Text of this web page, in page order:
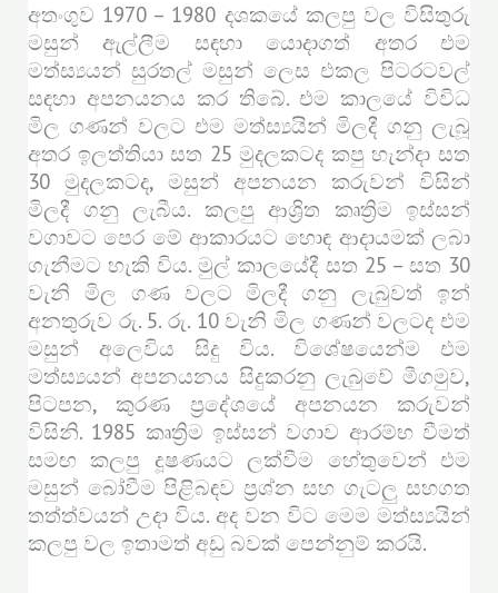
අතංගුව 1970 – 1980 දශකයේ කලපු වල විසිතුරු
මසුන් ඇල්ලීම සඳහා යොදාගත් අතර එම
මත්ස්‍යයන් සුරතල් මසුන් ලෙස එකල පිටරටවල්
සඳහා අපනයනය කර තිබේ. එම කාලයේ විවිධ
මිල ගණන් වලට එම මත්ස්‍යයින් මිලදී ගනු ලැබූ
අතර ඉලත්තියා සත 25 මුදලකටද කපු හැන්දා සත
30 මුදලකටද, මසුන් අපනයන කරුවන් විසින්
මිලදී ගනු ලැබීය. කලපු ආශ්‍රිත කෘත්‍රිම ඉස්සන්
වගාවට පෙර මේ ආකාරයට හොඳ ආදායමක් ලබා
ගැනීමට හැකි විය. මුල් කාලයේදී සත 25 – සත 30
වැනි මිල ගණ වලට මිලදී ගනු ලැබුවත් ඉන්
අනතුරුව රු. 5. රු. 10 වැනි මිල ගණන් වලටද එම
මසුන් අලෙවිය සිදු විය. විශේෂයෙන්ම එම
මත්ස්‍යයන් අපනයනය සිදුකරනු ලැබුවේ මීගමුව,
පිටපන, කුරණ ප්‍රදේශයේ අපනයන කරුවන්
විසිනි. 1985 කෘත්‍රිම ඉස්සන් වගාව ආරම්භ වීමත්
සමඟ කලපු දූෂණයට ලක්වීම හේතුවෙන් එම
මසුන් බෝවීම පිළිබඳව ප්‍රශ්න සහ ගැටලු සහගත
තත්ත්වයන් උදා විය. අද වන විට මෙම මත්ස්‍යයින්
කලපු වල ඉතාමත් අඩු බවක් පෙන්නුම් කරයි.